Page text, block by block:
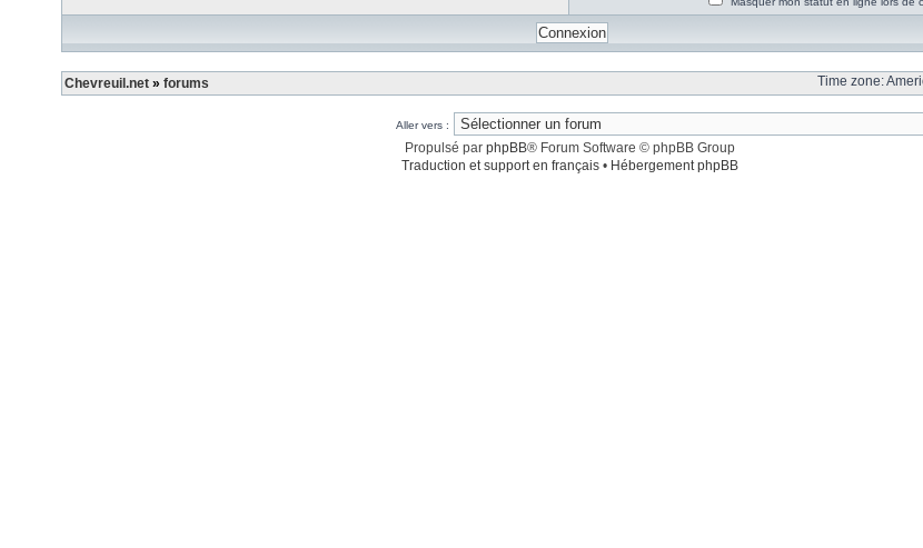
Chevreuil.net » forums Time zone:
Aller vers :
Propulsé par phpBB® Forum Software © phpBB Group
Traduction et support en français• Hébergement phpBB